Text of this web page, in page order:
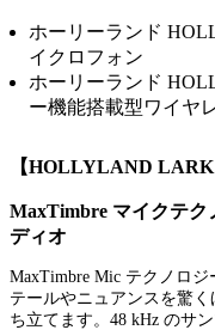
ホーリーランド
イクロフォン
ホーリーランド
ー機能搭載型ワイヤ
【HOLLYLAND LARK
MaxTimbre マイクテク
ディオ
MaxTimbre Mic テクノロ
テールやニュアンスを驚
ち立てます。48 kHz のサ